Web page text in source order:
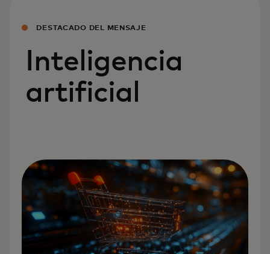
DESTACADO DEL MENSAJE
Inteligencia
artificial